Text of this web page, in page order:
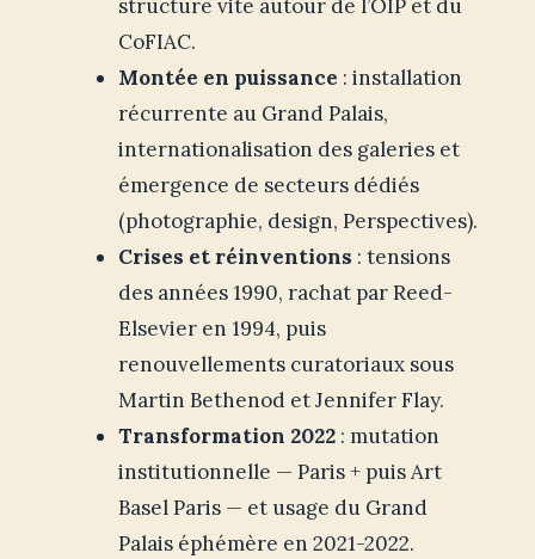
structure vite autour de l’OIP et du
CoFIAC.
Montée en puissance : installation
récurrente au Grand Palais,
internationalisation des galeries et
émergence de secteurs dédiés
(photographie, design, Perspectives).
Crises et réinventions : tensions
des années 1990, rachat par Reed-
Elsevier en 1994, puis
renouvellements curatoriaux sous
Martin Bethenod et Jennifer Flay.
Transformation 2022: mutation
institutionnelle — Paris + puis Art
Basel Paris — et usage du Grand
Palais éphémère en 2021-2022.